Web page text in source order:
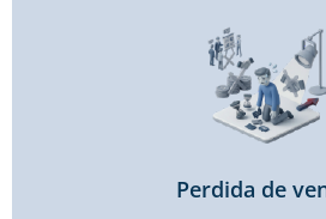
Perdida de